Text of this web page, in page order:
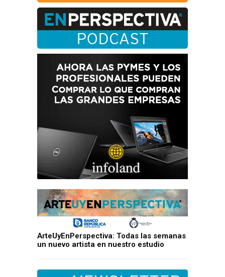
ArteUyEnPerspectiva: Todas las semanas
un nuevo artista en nuestro estudio